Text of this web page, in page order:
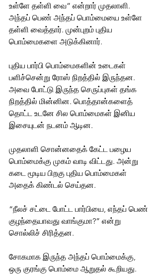
உள்ளே தள்ளி வை” என்றார் முதலாளி.
அந்தப் பெண் அந்தப் பொம்மையை உள்ளே
தள்ளி வைத்தார். முன்புறம் புதிய
பொம்மைகளை அடுக்கினார்.
புதிய பார்பி பொம்மைகளின் உடைகள்
பளிச்சென்று ரோஸ் நிறத்தில் இருந்தன.
அவை போட்டு இருந்த செருப்புகள் தங்க
நிறத்தில் மின்னின. பொத்தான்களைத்
தொட்ட உடனே சில பொம்மைகள் இனிய
இசையுடன் நடனம் ஆடின.
முதலாளி சொன்னதைக் கேட்ட பழைய
பொம்மைக்கு முகம் வாடி விட்டது. அன்று
கடை மூடிய பிறகு புதிய பொம்மைகள்
அதைக் கிண்டல் செய்தன.
“நீலச் சட்டை போட்ட பார்பியை, எந்தப் பெண்
குழந்தையாவது வாங்குமா?” என்று
சொல்லிச் சிரித்தன.
சோகமாக இருந்த அந்தப் பொம்மைக்கு,
ஒரு குரங்கு பொம்மை ஆறுதல் கூறியது.